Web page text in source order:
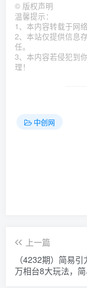
© 版权声明
温馨提示：
1、本内容转载于网
2、本站仅提供信息
任。
3、本内容若侵犯到
理！
中创网
上一篇
（4232期）简易引
万相台8大玩法，